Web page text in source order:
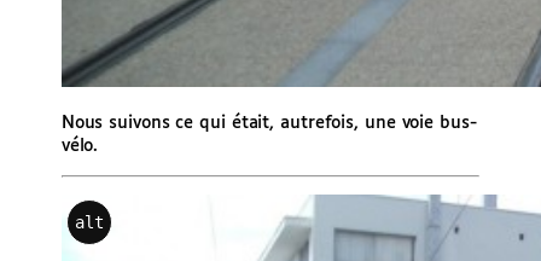
Nous suivons ce qui était, autrefois, une voie bus-
vélo.
alt